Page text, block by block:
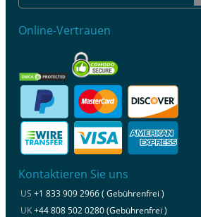
Online-Vertrauen
Kontaktieren Sie uns
US +1 833 909 2966 ( Gebührenfrei )
UK+44 808 502 0280 (Gebührenfrei )